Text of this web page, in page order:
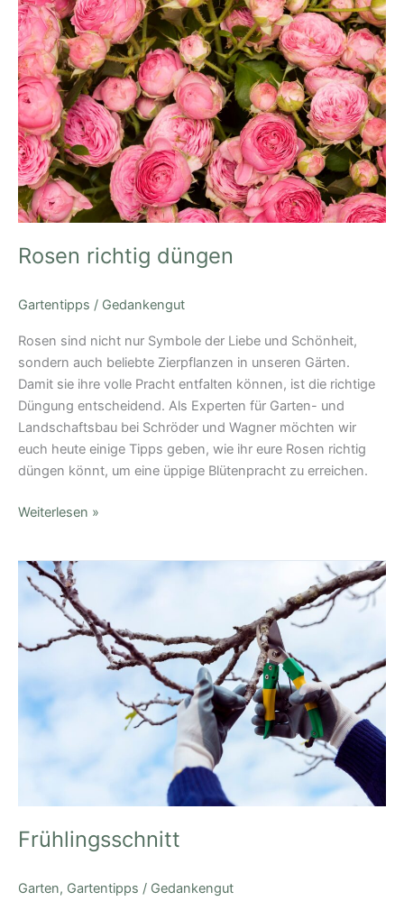
Rosen richtig düngen
Gartentipps / Gedankengut
Rosen sind nicht nur Symbole der Liebe und Schönheit,
sondern auch beliebte Zierpflanzen in unseren Gärten.
Damit sie ihre volle Pracht entfalten können, ist die richtige
Düngung entscheidend. Als Experten für Garten- und
Landschaftsbau bei Schröder und Wagner möchten wir
euch heute einige Tipps geben, wie ihr eure Rosen richtig
düngen könnt, um eine üppige Blütenpracht zu erreichen.
richtig
düngen
Weiterlesen »
Frühlingsschnitt
Garten, Gartentipps / Gedankengut
Frühlingsschnitt